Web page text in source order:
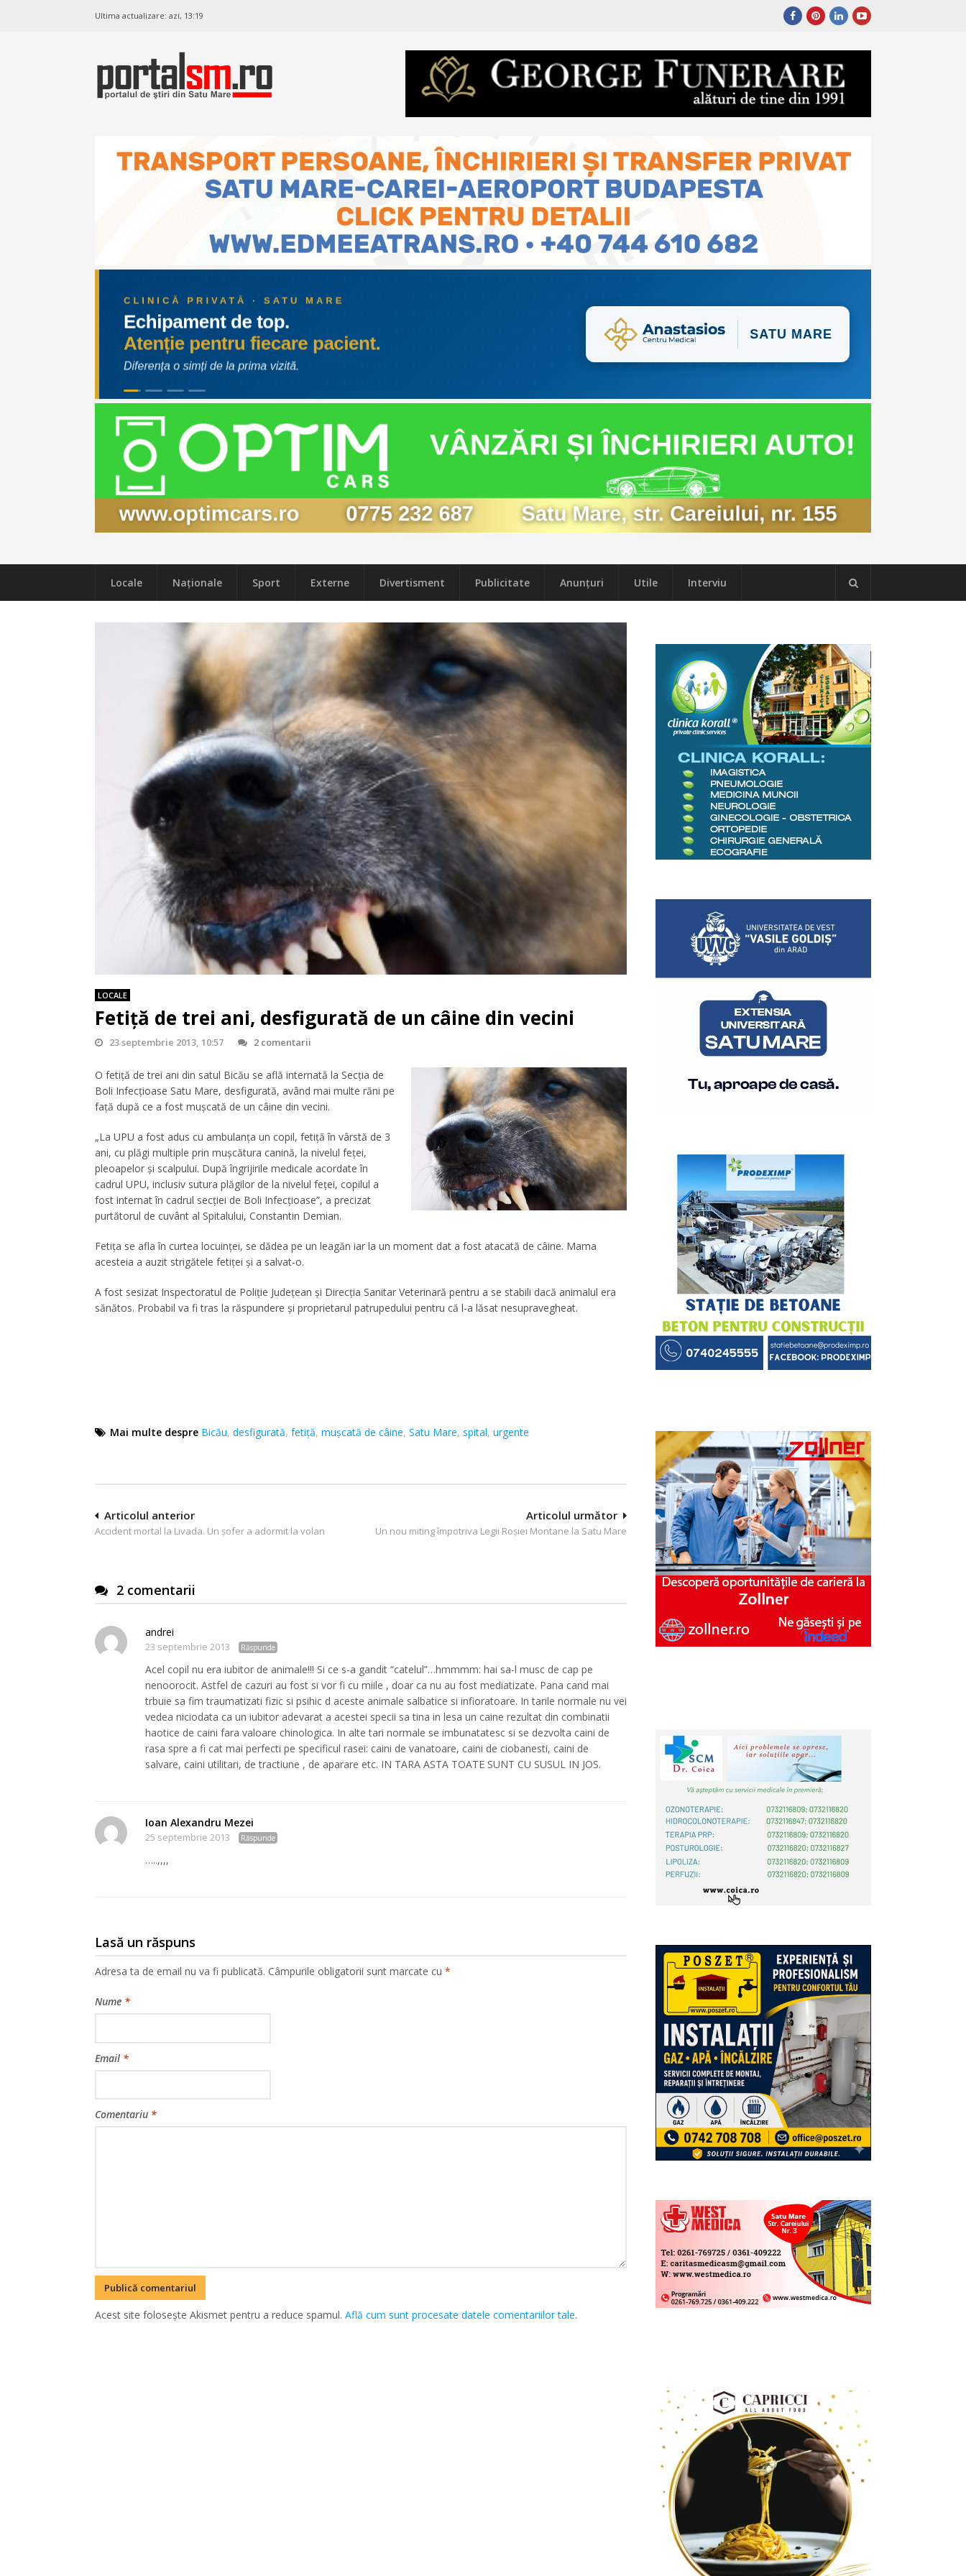
Ultima actualizare: azi, 13:19
Locale Naţionale Sport Externe Divertisment Publicitate Anunțuri Utile Interviu
LOCALE
Fetiţă de trei ani, desfigurată de un câine din vecini
23 septembrie 2013, 10:57 2 comentarii
O fetiţă de trei ani din satul Bicău se află internată la Secţia de
Boli Infecţioase Satu Mare, desfigurată, având mai multe răni pe
faţă după ce a fost muşcată de un câine din vecini.
„La UPU a fost adus cu ambulanţa un copil, fetiţă în vârstă de 3
ani, cu plăgi multiple prin muşcătura canină, la nivelul feţei,
pleoapelor şi scalpului. După îngrijirile medicale acordate în
cadrul UPU, inclusiv sutura plăgilor de la nivelul feţei, copilul a
fost internat în cadrul secţiei de Boli Infecţioase”, a precizat
purtătorul de cuvânt al Spitalului, Constantin Demian.
Fetiţa se afla în curtea locuinţei, se dădea pe un leagăn iar la un moment dat a fost atacată de câine. Mama
acesteia a auzit strigătele fetiţei şi a salvat-o.
A fost sesizat Inspectoratul de Poliție Județean și Direcția Sanitar Veterinară pentru a se stabili dacă animalul era
sănătos. Probabil va fi tras la răspundere și proprietarul patrupedului pentru că l-a lăsat nesupravegheat.
Mai multe despre Bicău, desfigurată, fetiţă, mușcată de câine, Satu Mare, spital, urgente
Navigare
în
Articolul următor
Un nou miting împotriva Legii Roşiei Montane la Satu Mare
Articolul anterior
Accident mortal la Livada. Un șofer a adormit la volan
2 comentarii
andrei
23 septembrie 2013 Răspunde
Acel copil nu era iubitor de animale!!! Si ce s-a gandit “catelul”…hmmmm: hai sa-l musc de cap pe
nenoorocit. Astfel de cazuri au fost si vor fi cu miile , doar ca nu au fost mediatizate. Pana cand mai
trbuie sa fim traumatizati fizic si psihic d aceste animale salbatice si infioratoare. In tarile normale nu vei
vedea niciodata ca un iubitor adevarat a acestei specii sa tina in lesa un caine rezultat din combinatii
haotice de caini fara valoare chinologica. In alte tari normale se imbunatatesc si se dezvolta caini de
rasa spre a fi cat mai perfecti pe specificul rasei: caini de vanatoare, caini de ciobanesti, caini de
salvare, caini utilitari, de tractiune , de aparare etc. IN TARA ASTA TOATE SUNT CU SUSUL IN JOS.
Ioan Alexandru Mezei
25 septembrie 2013 Răspunde
…..,,,,
Lasă un răspuns
Adresa ta de email nu va fi publicată. Câmpurile obligatorii sunt marcate cu *
Nume *
Email *
Comentariu *
Acest site folosește Akismet pentru a reduce spamul. Află cum sunt procesate datele comentariilor tale.